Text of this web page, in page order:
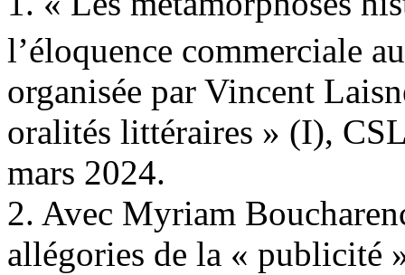
l’éloquence commerciale
organisée par Vincent
oralités littéraires » (I),
mars 2024.
2. Avec Myriam
allégories de la « publicité